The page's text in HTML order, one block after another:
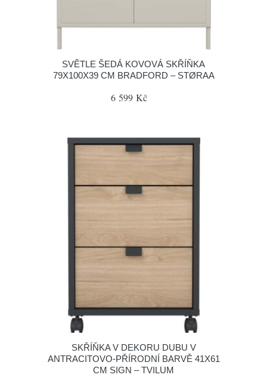
SVĚTLE ŠEDÁ KOVOVÁ SKŘÍŇKA
79X100X39 CM BRADFORD – STØRAA
6 599 Kč
SKŘÍŇKA V DEKORU DUBU V
ANTRACITOVO-PŘÍRODNÍ BARVĚ 41X61
CM SIGN – TVILUM